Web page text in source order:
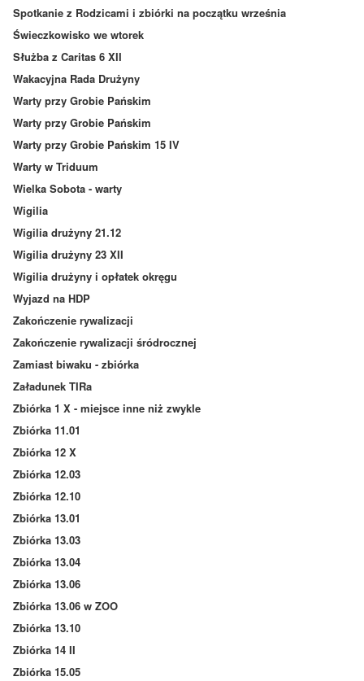
Spotkanie z Rodzicami i zbiórki na początku września
Świeczkowisko we wtorek
Służba z Caritas 6 XII
Wakacyjna Rada Drużyny
Warty przy Grobie Pańskim
Warty przy Grobie Pańskim
Warty przy Grobie Pańskim 15 IV
Warty w Triduum
Wielka Sobota - warty
Wigilia
Wigilia drużyny 21.12
Wigilia drużyny 23 XII
Wigilia drużyny i opłatek okręgu
Wyjazd na HDP
Zakończenie rywalizacji
Zakończenie rywalizacji śródrocznej
Zamiast biwaku - zbiórka
Załadunek TIRa
Zbiórka 1 X - miejsce inne niż zwykle
Zbiórka 11.01
Zbiórka 12 X
Zbiórka 12.03
Zbiórka 12.10
Zbiórka 13.01
Zbiórka 13.03
Zbiórka 13.04
Zbiórka 13.06
Zbiórka 13.06 w ZOO
Zbiórka 13.10
Zbiórka 14 II
Zbiórka 15.05